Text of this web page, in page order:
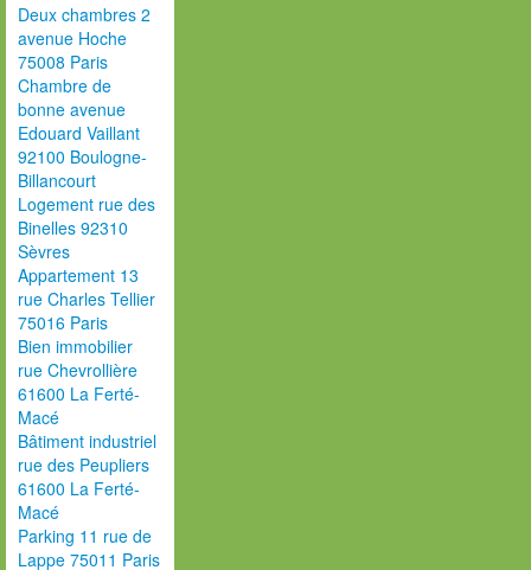
Deux chambres 2
avenue Hoche
75008 Paris
Chambre de
bonne avenue
Edouard Vaillant
92100 Boulogne-
Billancourt
Logement rue des
Binelles 92310
Sèvres
Appartement 13
rue Charles Tellier
75016 Paris
Bien immobilier
rue Chevrollière
61600 La Ferté-
Macé
Bâtiment industriel
rue des Peupliers
61600 La Ferté-
Macé
Parking 11 rue de
Lappe 75011 Paris